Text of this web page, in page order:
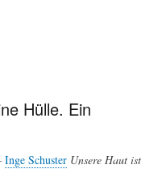
Hülle. Ein
Inge Schuster Unsere Haut ist